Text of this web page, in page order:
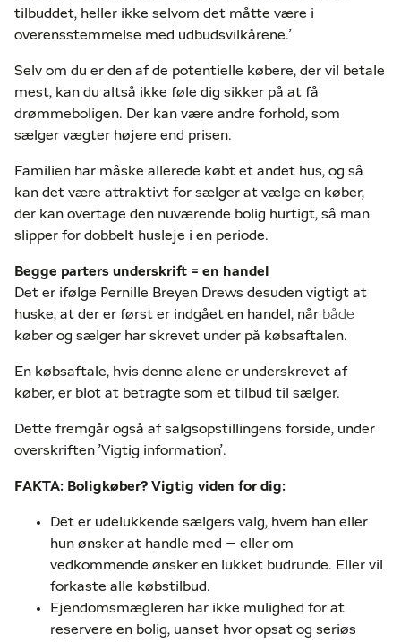
tilbuddet, heller ikke selvom det måtte være i
overensstemmelse med udbudsvilkårene.’
Selv om du er den af de potentielle købere, der vil betale
mest, kan du altså ikke føle dig sikker på at få
drømmeboligen. Der kan være andre forhold, som
sælger vægter højere end prisen.
Familien har måske allerede købt et andet hus, og så
kan det være attraktivt for sælger at vælge en køber,
der kan overtage den nuværende bolig hurtigt, så man
slipper for dobbelt husleje i en periode.
Begge parters underskrift = en handel
Det er ifølge Pernille Breyen Drews desuden vigtigt at
huske, at der er først er indgået en handel, når både
køber og sælger har skrevet under på købsaftalen.
En købsaftale, hvis denne alene er underskrevet af
køber, er blot at betragte som et tilbud til sælger.
Dette fremgår også af salgsopstillingens forside, under
overskriften ’Vigtig information’.
FAKTA: Boligkøber? Vigtig viden for dig:
Det er udelukkende sælgers valg, hvem han eller
hun ønsker at handle med – eller om
vedkommende ønsker en lukket budrunde. Eller vil
forkaste alle købstilbud.
Ejendomsmægleren har ikke mulighed for at
reservere en bolig, uanset hvor opsat og seriøs